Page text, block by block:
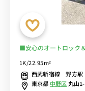
■安心のオートロック
レクトアクセス■選べ
1K/22.95m²
西武新宿線 野方
東京都 中野区 丸山